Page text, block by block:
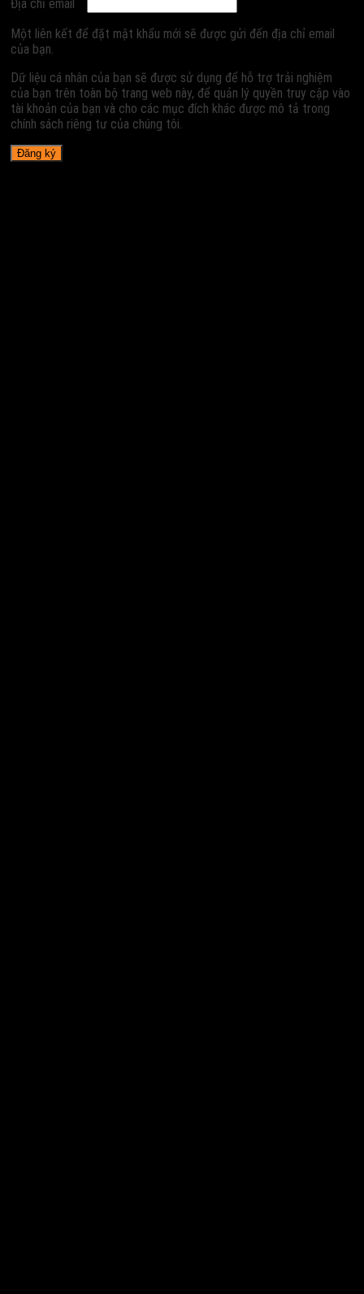
Địa chỉ email
Một liên kết để đặt mật khẩu mới sẽ được gửi đến địa chỉ email
của bạn.
Dữ liệu cá nhân của bạn sẽ được sử dụng để hỗ trợ trải nghiệm
của bạn trên toàn bộ trang web này, để quản lý quyền truy cập vào
tài khoản của bạn và cho các mục đích khác được mô tả trong
chính sách riêng tư của chúng tôi.
Đăng ký